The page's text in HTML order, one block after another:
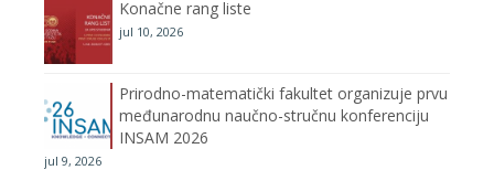
e
Konačne rang liste
jul 10, 2026
Prirodno-matematički fakultet organizuje prvu
međunarodnu naučno-stručnu konferenciju
INSAM 2026
jul 9, 2026